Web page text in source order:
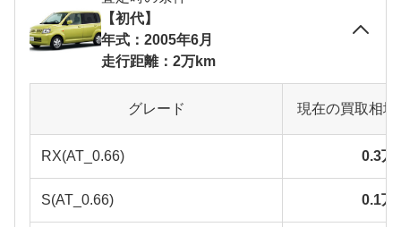
【初代】
年式：2005年6月
走行距離：2万km
グレード 現在の買取相
RX(AT_0.66) 0.3万
S(AT_0.66) 0.1万